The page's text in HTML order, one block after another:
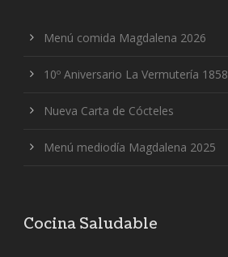
Menú comida Magdalena 2026
10º Aniversario La Vermutería 1858
Nueva Carta de Cócteles
Menú mediodía Magdalena 2025
Cocina Saludable